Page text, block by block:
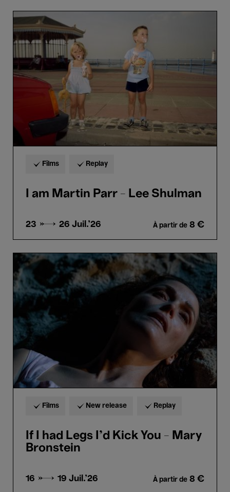
I
am
Martin
Parr
Shulman
Films Replay
I am Martin Parr - Lee Shulman
23 → 26 Juil.'26 À partir de 8 €
had
Legs
I'd
Mary
Bronstein
Films New release Replay
If I had Legs I'd Kick You - Mary
Bronstein
16 → 19 Juil.'26 À partir de 8 €